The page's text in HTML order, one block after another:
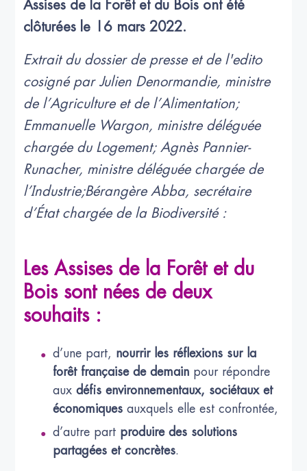
Assises de la Forêt et du Bois ont été
clôturées le 16 mars 2022.
Extrait du dossier de presse et de l'edito
cosigné par Julien Denormandie, ministre
de l’Agriculture et de l’Alimentation;
Emmanuelle Wargon, ministre déléguée
chargée du Logement; Agnès Pannier-
Runacher, ministre déléguée chargée de
l’Industrie;Bérangère Abba, secrétaire
d’État chargée de la Biodiversité :
Les Assises de la Forêt et du
Bois sont nées de deux
souhaits :
d’une part, nourrir les réflexions sur la
forêt française de demain pour répondre
auxdéfis environnementaux, sociétaux et
économiques auxquels elle est confrontée,
d’autre part produire des solutions
partagées et concrètes.